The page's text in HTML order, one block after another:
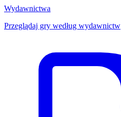
Wydawnictwa
Przeglądaj gry według wydawnictw